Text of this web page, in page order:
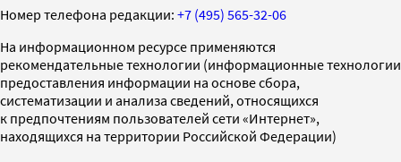
Номер телефона редакции: +7 (495) 565-32-06
На информационном ресурсе применяются
рекомендательные технологии (информационные технологии
предоставления информации на основе сбора,
систематизации и анализа сведений, относящихся
к предпочтениям пользователей сети «Интернет»,
находящихся на территории Российской Федерации)